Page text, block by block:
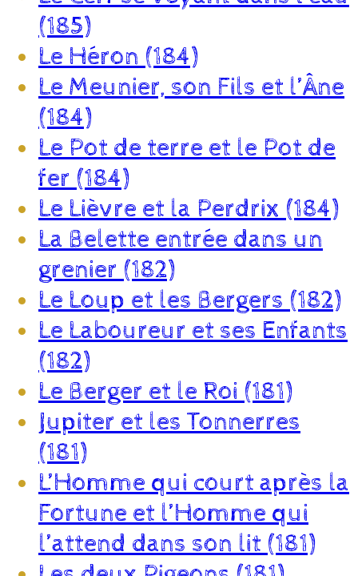
(185)
Le Héron (184)
Le Meunier, son Fils et l’Âne
(184)
Le Pot de terre et le Pot de
fer (184)
Le Lièvre et la Perdrix (184)
La Belette entrée dans un
grenier (182)
Le Loup et les Bergers (182)
Le Laboureur et ses Enfants
(182)
Le Berger et le Roi (181)
Jupiter et les Tonnerres
(181)
L’Homme qui court après la
Fortune et l’Homme qui
l’attend dans son lit (181)